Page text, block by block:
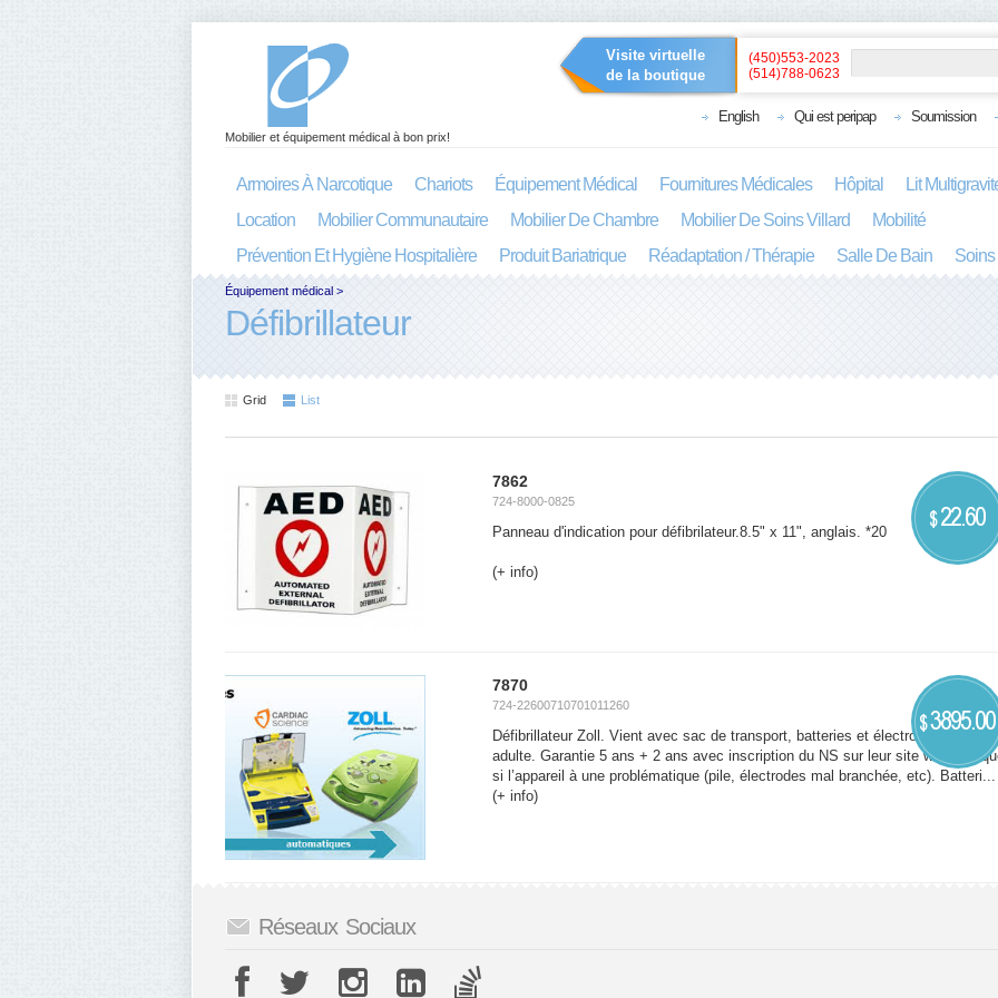
Visite virtuelle
de la boutique
Mobilier et équipement médical à bon prix!
English Qui est peripap Soumission
(450)553-2023
(514)788-0623
Armoires À Narcotique Chariots Équipement Médical Fournitures Médicales Hôpital
Lit
Location
Mobilier Communautaire Mobilier De Chambre Mobilier De Soins Villard
Mobilité
Prévention Et Hygiène Hospitalière
Produit Bariatrique Réadaptation / Thérapie Salle De Bain
Équipement médical >
Défibrillateur
Grid List
7862
724-8000-0825
$22.60
Panneau d'indication pour défibrilateur.8.5" x 11", anglais. *20
(+ info)
7870
724-22600710701011260
$3895.00
Défibrillateur Zoll. Vient avec sac de transport, batteries et électrodes
adulte. Garantie 5 ans + 2 ans avec inscription du NS sur leur site web.
si l’appareil à une problématique (pile, électrodes mal branchée, etc). Batteri...
(+ info)
Réseaux Sociaux